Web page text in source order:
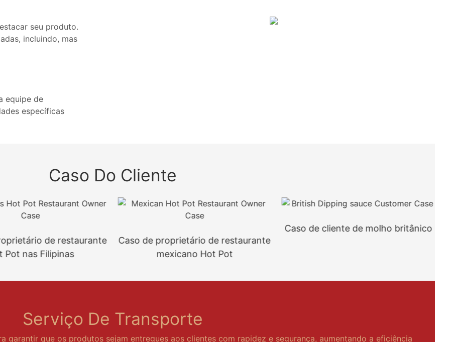
seu produto.
incluindo, mas
equipe de
específicas
Caso Do Cliente
de restaurante
Pot nas Filipinas
Caso de proprietário de restaurante
mexicano Hot Pot
Caso de cliente de molho britânico
Serviço De Transporte
garantir que os produtos sejam entregues aos clientes com rapidez e segurança, aumentando a eficiência